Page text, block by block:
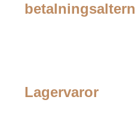
Lagervaror